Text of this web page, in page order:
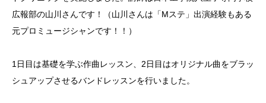
広報部の山川さんです！（山川さんは「Mステ」出演経験もある
元プロミュージシャンです！！）
1日目は基礎を学ぶ作曲レッスン、2日目はオリジナル曲をブラッ
シュアップさせるバンドレッスンを行いました。